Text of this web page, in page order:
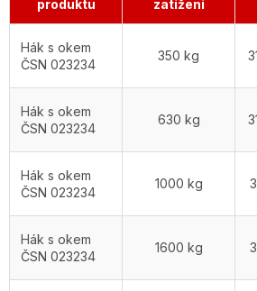
produktu
zatížení
Hák s okem
ČSN 023234
350 kg
Hák s okem
ČSN 023234
630 kg
Hák s okem
ČSN 023234
1000 kg
Hák s okem
ČSN 023234
1600 kg